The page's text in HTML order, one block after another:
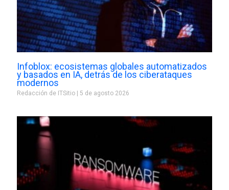
Infoblox: ecosistemas globales automatizados
y basados en IA, detrás de los ciberataques
modernos
Redacción de ITSitio 5 de agosto 2026